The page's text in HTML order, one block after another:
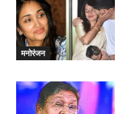
मनोरंजन